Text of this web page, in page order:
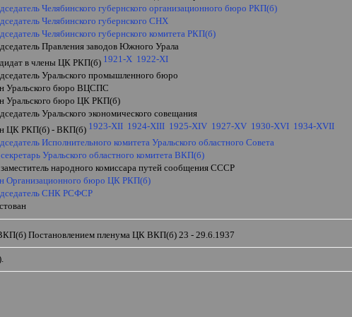
Челябинского губернского организационного бюро РКП(б)
Челябинского губернского СНХ
Челябинского губернского комитета РКП(б)
Правления заводов Южного Урала
в члены ЦК РКП(б) 1921-X 1922-XI
Уральского промышленного бюро
Уральского бюро ВЦСПС
Уральского бюро ЦК РКП(б)
Уральского экономического совещания
ЦК РКП(б) - ВКП(б) 1923-XII 1924-XIII 1925-XIV 1927-XV 1930-XVI 1934-XVII
Исполнительного комитета Уральского областного Совета
Уральского областного комитета ВКП(б)
народного комиссара путей сообщения СССР
Организационного бюро ЦК РКП(б)
СНК РСФСР
Постановлением пленума ЦК ВКП(б) 23 - 29.6.1937